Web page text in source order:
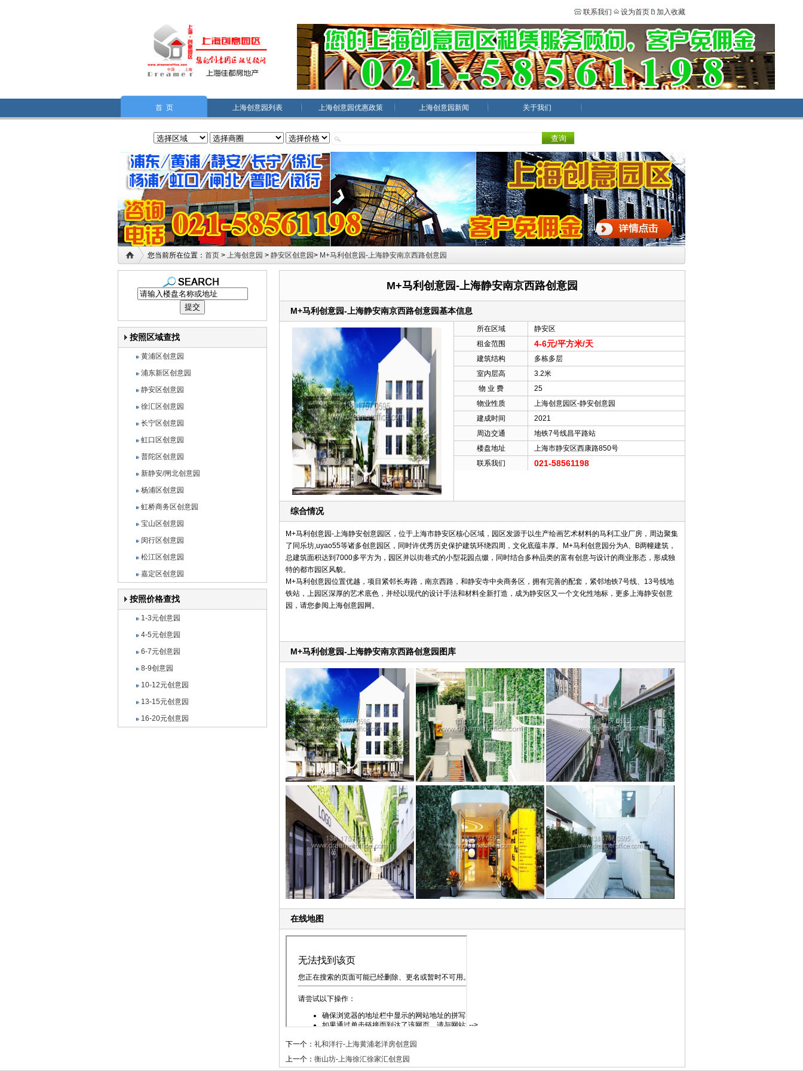
联系我们 设为首页 加入收藏
首 页 上海创意园列表 上海创意园优惠政策 上海创意园新闻 关于我们
您当前所在位置： 首页 > 上海创意园 > 静安区创意园> M+马利创意园-上海静安南京西路创意园
按照区域查找
黄浦区创意园
浦东新区创意园
静安区创意园
徐汇区创意园
长宁区创意园
虹口区创意园
普陀区创意园
新静安/闸北创意园
杨浦区创意园
虹桥商务区创意园
宝山区创意园
闵行区创意园
松江区创意园
嘉定区创意园
按照价格查找
1-3元创意园
4-5元创意园
6-7元创意园
8-9创意园
10-12元创意园
13-15元创意园
16-20元创意园
M+马利创意园-上海静安南京西路创意园
M+马利创意园-上海静安南京西路创意园基本信息
所在区域
静安区
租金范围
4-6元/平方米/天
建筑结构
多栋多层
室内层高
3.2米
物 业 费
25
物业性质
上海创意园区-静安创意园
建成时间
2021
周边交通
地铁7号线昌平路站
楼盘地址
上海市静安区西康路850号
联系我们
021-58561198
综合情况
M+马利创意园-上海静安创意园区，位于上海市静安区核心区域，园区发源于以生产绘画艺术材料的马利工业厂房，周边聚集
了同乐坊,uyao55等诸多创意园区，同时许优秀历史保护建筑环绕四周，文化底蕴丰厚。M+马利创意园分为A、B两幢建筑，
总建筑面积达到7000多平方为，园区并以街巷式的小型花园点缀，同时结合多种品类的富有创意与设计的商业形态，形成独
特的都市园区风貌。
M+马利创意园位置优越，项目紧邻长寿路，南京西路，和静安寺中央商务区，拥有完善的配套，紧邻地铁7号线、13号线地
铁站，上园区深厚的艺术底色，并经以现代的设计手法和材料全新打造，成为静安区又一个文化性地标，更多上海静安创意
园，请您参阅上海创意园网。
M+马利创意园-上海静安南京西路创意园图库
在线地图
-->
下一个： 礼和洋行-上海黄浦老洋房创意园
上一个： 衡山坊-上海徐汇徐家汇创意园